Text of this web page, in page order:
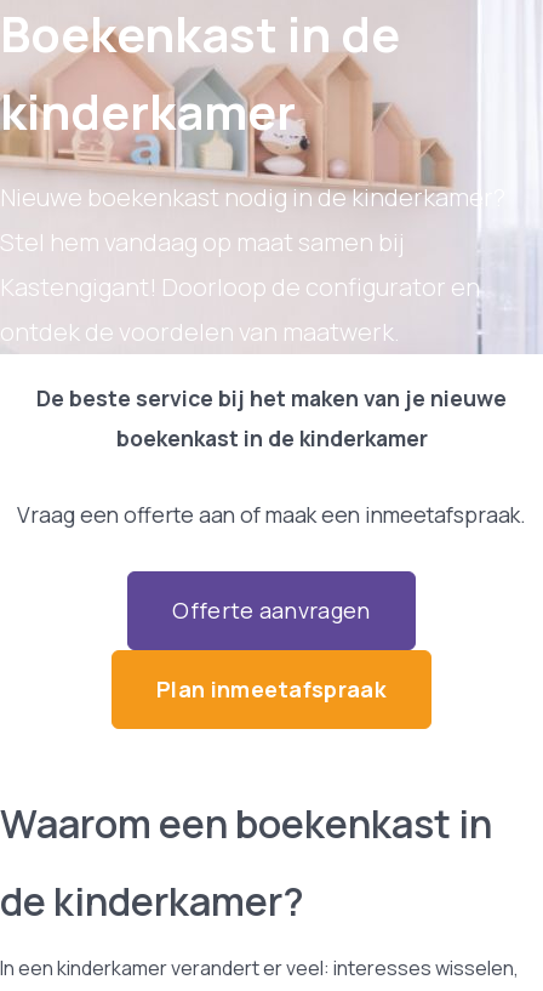
Boekenkast in de
kinderkamer
Nieuwe boekenkast nodig in de kinderkamer?
Stel hem vandaag op maat samen bij
Kastengigant! Doorloop de configurator en
ontdek de voordelen van maatwerk.
De beste service bij het maken van je nieuwe
boekenkast in de kinderkamer
Vraag een offerte aan of maak een inmeetafspraak.
Offerte aanvragen
Plan inmeetafspraak
Waarom een boekenkast in
de kinderkamer?
In een kinderkamer verandert er veel: interesses wisselen,